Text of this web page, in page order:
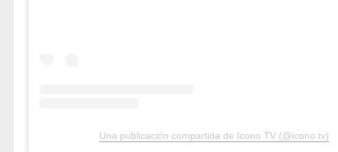
Una publicación compartida de Icono TV (@icono.tv)